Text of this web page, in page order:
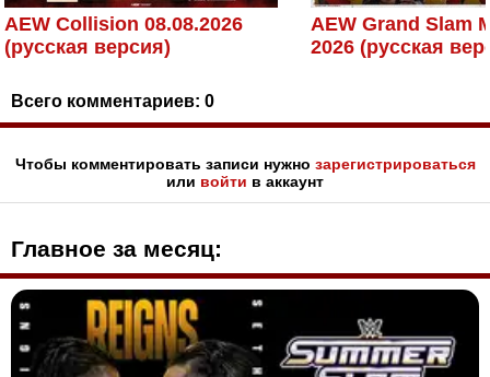
AEW Collision 08.08.2026
(русская версия)
AEW Grand Slam
2026 (русская
Всего комментариев: 0
Чтобы комментировать записи нужно зарегистрироваться
или войти в аккаунт
Главное за месяц: